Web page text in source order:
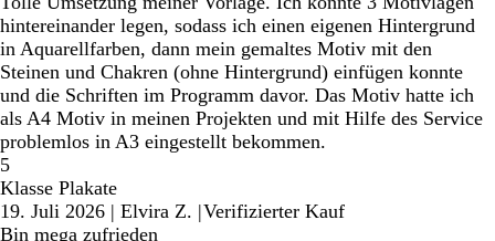
hintereinander legen, sodass ich einen eigenen Hintergrund
in Aquarellfarben, dann mein gemaltes Motiv mit den
Steinen und Chakren (ohne Hintergrund) einfügen konnte
und die Schriften im Programm davor. Das Motiv hatte ich
als A4 Motiv in meinen Projekten und mit Hilfe des Service
problemlos in A3 eingestellt bekommen.
5
Klasse Plakate
19. Juli 2026 | Elvira Z. |Verifizierter Kauf
Bin mega zufrieden